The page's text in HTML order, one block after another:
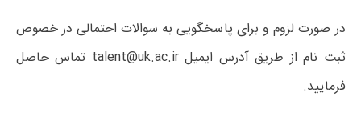
در صورت لزوم و برای پاسخگویی به سوالات احتمالی در خصوص
ثبت نام از طریق آدرس ایمیل talent@uk.ac.ir تماس حاصل
فرمایید.